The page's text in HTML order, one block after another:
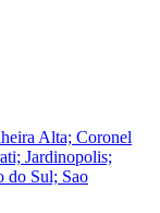
Alta; Coronel
Jardinopolis;
do Sul; Sao